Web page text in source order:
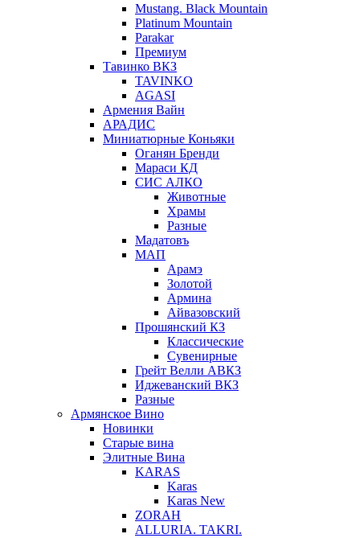
Mustang. Black Mountain
Platinum Mountain
Parakar
Премиум
Тавинко ВКЗ
TAVINKO
AGASI
Армения Вайн
АРАДИС
Миниатюрные Коньяки
Оганян Бренди
Мараси КД
СИС АЛКО
Животные
Храмы
Разные
Мадатовъ
МАП
Арамэ
Золотой
Армина
Айвазовский
Прошянский КЗ
Классические
Сувенирные
Грейт Велли АВКЗ
Иджеванский ВКЗ
Разные
Армянское Вино
Новинки
Старые вина
Элитные Вина
KARAS
Karas
Karas New
ZORAH
ALLURIA. TAKRI.